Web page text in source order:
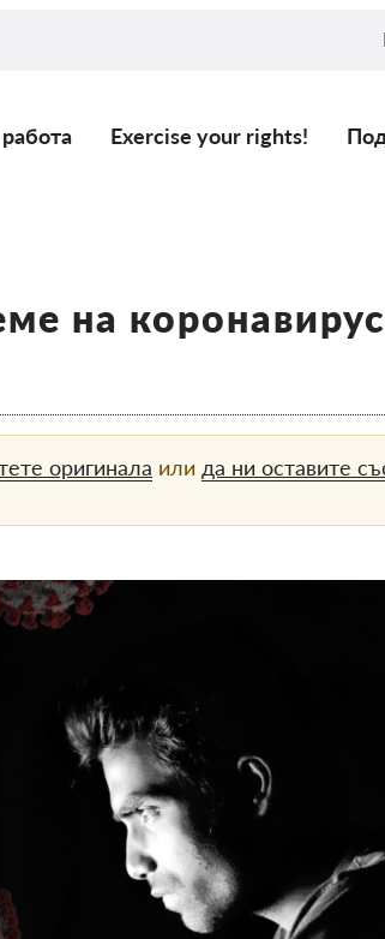
Exercise your rights!
на
оригинала или да ни оставите